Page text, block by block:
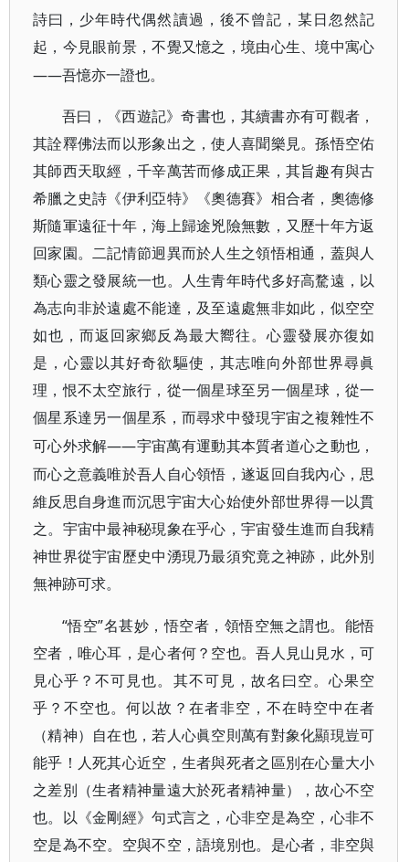
詩曰，少年時代偶然讀過，後不曾記，某日忽然記
起，今見眼前景，不覺又憶之，境由心生、境中寓心
——吾憶亦一證也。
吾曰，《西遊記》奇書也，其續書亦有可觀者，
其詮釋佛法而以形象出之，使人喜聞樂見。孫悟空佑
其師西天取經，千辛萬苦而修成正果，其旨趣有與古
希臘之史詩《伊利亞特》《奧德賽》相合者，奧德修
斯隨軍遠征十年，海上歸途兇險無數，又歷十年方返
回家園。二記情節迥異而於人生之領悟相通，蓋與人
類心靈之發展統一也。人生青年時代多好高騖遠，以
為志向非於遠處不能達，及至遠處無非如此，似空空
如也，而返回家鄉反為最大嚮往。心靈發展亦復如
是，心靈以其好奇欲驅使，其志唯向外部世界尋眞
理，恨不太空旅行，從一個星球至另一個星球，從一
個星系達另一個星系，而尋求中發現宇宙之複雜性不
可心外求解——宇宙萬有運動其本質者道心之動也，
而心之意義唯於吾人自心領悟，遂返回自我內心，思
維反思自身進而沉思宇宙大心始使外部世界得一以貫
之。宇宙中最神秘現象在乎心，宇宙發生進而自我精
神世界從宇宙歷史中湧現乃最須究竟之神跡，此外別
無神跡可求。
“悟空”名甚妙，悟空者，領悟空無之謂也。能悟
空者，唯心耳，是心者何？空也。吾人見山見水，可
見心乎？不可見也。其不可見，故名曰空。心果空
乎？不空也。何以故？在者非空，不在時空中在者
（精神）自在也，若人心眞空則萬有對象化顯現豈可
能乎！人死其心近空，生者與死者之區別在心量大小
之差別（生者精神量遠大於死者精神量），故心不空
也。以《金剛經》句式言之，心非空是為空，心非不
空是為不空。空與不空，語境別也。是心者，非空與